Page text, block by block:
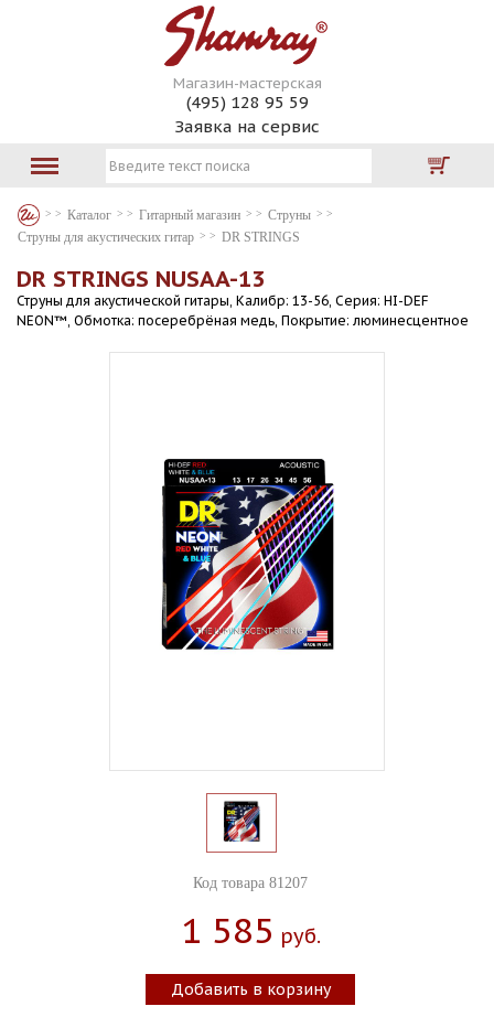
Магазин-мастерская
(495) 128 95 59
Заявка на сервис
Каталог Гитарный магазин
Струны
Струны для акустических гитар
DR STRINGS
DR STRINGS NUSAA-13
Струны для акустической гитары, Калибр: 13-56, Серия: HI-DEF
NEON™, Обмотка: посеребрёная медь, Покрытие: люминесцентное
Код товара 81207
1 585 Руб.
Добавить в корзину